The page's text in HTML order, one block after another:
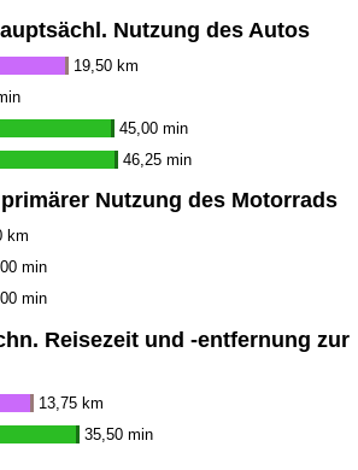
Nutzung des Autos
19,50 km
45,00 min
46,25 min
Nutzung des Motorrads
km
min
min
Reisezeit und -entfernung zur
13,75 km
35,50 min